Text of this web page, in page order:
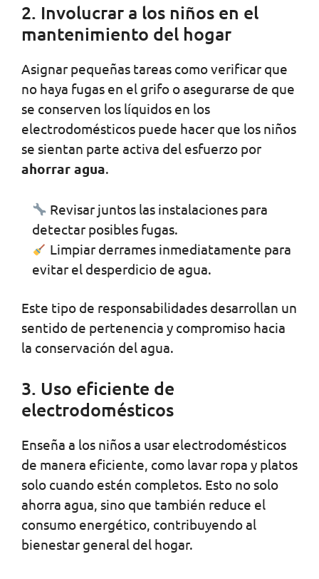
2. Involucrar a los niños en el
mantenimiento del hogar
Asignar pequeñas tareas como verificar que
no haya fugas en el grifo o asegurarse de que
se conserven los líquidos en los
electrodomésticos puede hacer que los niños
se sientan parte activa del esfuerzo por
ahorrar agua.
Revisar juntos las instalaciones para
detectar posibles fugas.
Limpiar derrames inmediatamente para
evitar el desperdicio de agua.
Este tipo de responsabilidades desarrollan un
sentido de pertenencia y compromiso hacia
la conservación del agua.
3. Uso eficiente de
electrodomésticos
Enseña a los niños a usar electrodomésticos
de manera eficiente, como lavar ropa y platos
solo cuando estén completos. Esto no solo
ahorra agua, sino que también reduce el
consumo energético, contribuyendo al
bienestar general del hogar.